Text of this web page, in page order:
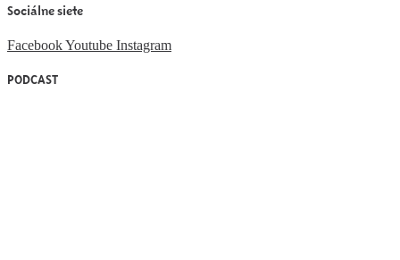
Sociálne siete
FacebookYoutube Instagram
PODCAST